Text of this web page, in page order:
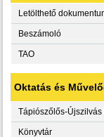
Letölthető
Beszámoló
TAO
Oktatás és
Tápiószőlős-
Könyvtár